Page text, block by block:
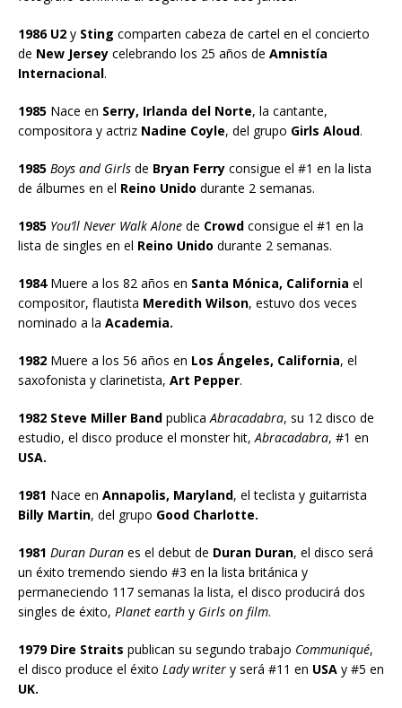
1986 U2 y Sting comparten cabeza de cartel en el concierto
de New Jersey celebrando los 25 años de Amnistía
Internacional.
1985 Nace en Serry, Irlanda del Norte, la cantante,
compositora y actriz Nadine Coyle, del grupo Girls Aloud.
1985 Boys and Girls de Bryan Ferry consigue el #1 en la lista
de álbumes en el Reino Unido durante 2 semanas.
1985 You’ll Never Walk Alone de Crowd consigue el #1 en la
lista de singles en el Reino Unido durante 2 semanas.
1984Muere a los 82 años en Santa Mónica, California el
compositor, flautista Meredith Wilson, estuvo dos veces
nominado a la Academia.
1982 Muere a los 56 años en Los Ángeles, California, el
saxofonista y clarinetista, Art Pepper.
1982 Steve Miller Band publica Abracadabra, su 12 disco de
estudio, el disco produce el monster hit, Abracadabra, #1 en
USA.
1981 Nace en Annapolis, Maryland, el teclista y guitarrista
Billy Martin, del grupo Good Charlotte.
1981 Duran Duran es el debut de Duran Duran, el disco será
un éxito tremendo siendo #3 en la lista británica y
permaneciendo 117 semanas la lista, el disco producirá dos
singles de éxito, Planet earth y Girls on film.
1979 Dire Straits publican su segundo trabajo Communiqué,
el disco produce el éxito Lady writer y será #11 en USA y #5 en
UK.